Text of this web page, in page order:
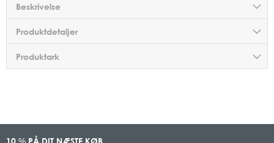
Beskrivelse
Produktdetaljer
Produktark
10 PÅ DIT NÆSTE KØB